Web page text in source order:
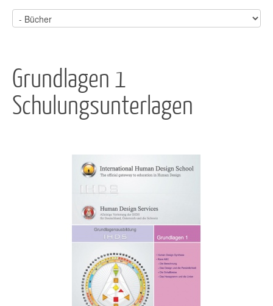
Grundlagen 1
Schulungsunterlagen